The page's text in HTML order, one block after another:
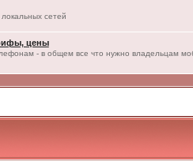
сетей
цены
- в общем все что нужно владельцам